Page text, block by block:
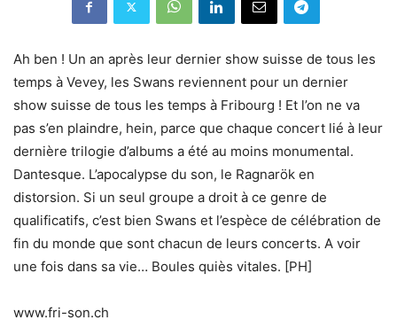
Ah ben ! Un an après leur dernier show suisse de tous les
temps à Vevey, les Swans reviennent pour un dernier
show suisse de tous les temps à Fribourg ! Et l’on ne va
pas s’en plaindre, hein, parce que chaque concert lié à leur
dernière trilogie d’albums a été au moins monumental.
Dantesque. L’apocalypse du son, le Ragnarök en
distorsion. Si un seul groupe a droit à ce genre de
qualificatifs, c’est bien Swans et l’espèce de célébration de
fin du monde que sont chacun de leurs concerts. A voir
une fois dans sa vie… Boules quiès vitales. [PH]
www.fri-son.ch